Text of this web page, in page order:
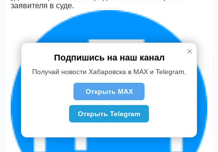
заявителя в суде.
✕
Подпишись на наш канал
Получай новости Хабаровска в MAX и Telegram.
Открыть MAX
Открыть Telegram